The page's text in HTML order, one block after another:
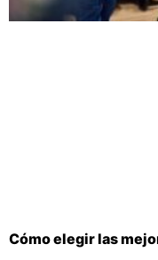
Cómo elegir las